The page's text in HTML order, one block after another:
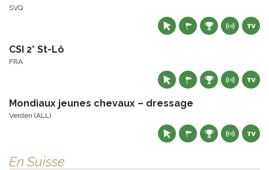
SVQ
CSI 2* St-Lô
FRA
Mondiaux jeunes chevaux – dressage
Verden (ALL)
En Suisse